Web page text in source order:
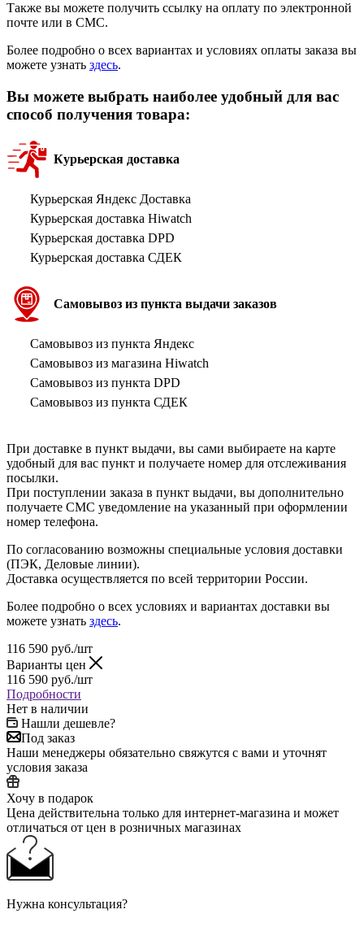
Также вы можете получить ссылку на оплату по электронной
почте или в СМС.
Более подробно о всех вариантах и условиях оплаты заказа вы
можете узнать здесь.
Вы можете выбрать наиболее удобный для вас
способ получения товара:
Курьерская доставка
Курьерская Яндекс Доставка
Курьерская доставка Hiwatch
Курьерская доставка DPD
Курьерская доставка СДЕК
Самовывоз из пункта выдачи заказов
Самовывоз из пункта Яндекс
Самовывоз из магазина Hiwatch
Самовывоз из пункта DPD
Самовывоз из пункта СДЕК
При доставке в пункт выдачи, вы сами выбираете на карте
удобный для вас пункт и получаете номер для отслеживания
посылки.
При поступлении заказа в пункт выдачи, вы дополнительно
получаете СМС уведомление на указанный при оформлении
номер телефона.
По согласованию возможны специальные условия доставки
(ПЭК, Деловые линии).
Доставка осуществляется по всей территории России.
Более подробно о всех условиях и вариантах доставки вы
можете узнать здесь.
116 590 руб./шт
Варианты цен
116 590 руб./шт
Подробности
Нет в наличии
Нашли дешевле?
Под заказ
Наши менеджеры обязательно свяжутся с вами и уточнят
условия заказа
Хочу в подарок
Цена действительна только для интернет-магазина и может
отличаться от цен в розничных магазинах
Нужна консультация?